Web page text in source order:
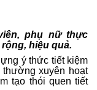
phụ nữ thực
hiệu quả.
ý thức tiết kiệm
xuyên hoạt
tạo thói quen tiết